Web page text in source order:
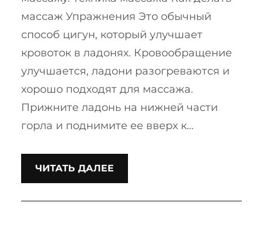
массаж Упражнения Это обычный
способ цигун, который улучшает
кровоток в ладонях. Кровообращение
улучшается, ладони разогреваются и
хорошо подходят для массажа.
Прижните ладонь на нижней части
горла и поднимите ее вверх к…
ЧИТАТЬ ДАЛЕЕ